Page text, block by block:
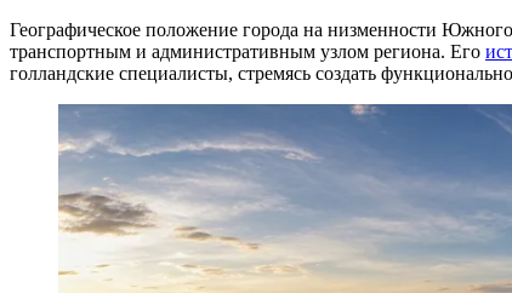
Географическое положение города на низменности
транспортным и административным узлом региона. Его
голландские специалисты, стремясь создать